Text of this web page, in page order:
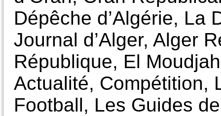
Dépêche d’Algérie, La
Journal d’Alger, Alger
République, El
Actualité, Compétition,
Football, Les Guides